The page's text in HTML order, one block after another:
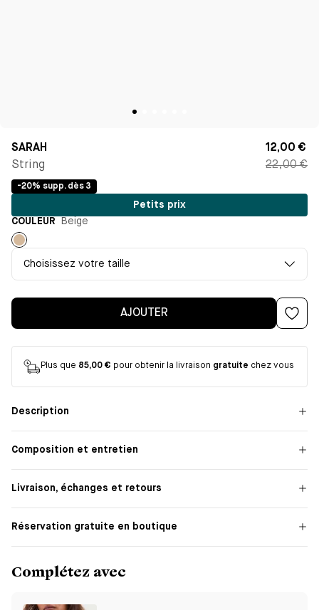
SARAH
String
12,00 €
22,00 €
-20% supp. dès 3
Petits prix
COULEUR
Beige
Beige
Choisissez votre taille
AJOUTER
Plus que 85,00 € pour obtenir la livraison gratuite chez vous
Description
Composition et entretien
Livraison, échanges et retours
Réservation gratuite en boutique
Complétez avec